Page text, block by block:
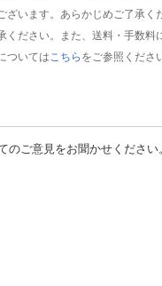
います。あらかじめご了承く
ださい。また、送料・手数料
ついては こちら をご参照くださ
ご意見をお聞かせください